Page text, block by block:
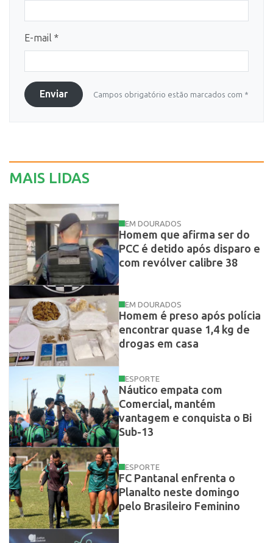
E-mail *
Enviar Campos obrigatório estão marcados com *
MAIS LIDAS
EM DOURADOS
Homem que afirma ser do
PCC é detido após disparo e
com revólver calibre 38
EM DOURADOS
Homem é preso após polícia
encontrar quase 1,4 kg de
drogas em casa
ESPORTE
Náutico empata com
Comercial, mantém
vantagem e conquista o Bi
Sub-13
ESPORTE
FC Pantanal enfrenta o
Planalto neste domingo
pelo Brasileiro Feminino